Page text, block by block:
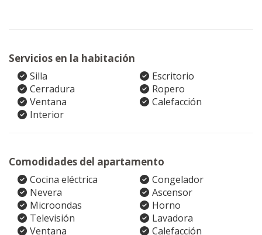
Servicios en la habitación
Silla
Escritorio
Cerradura
Ropero
Ventana
Calefacción
Interior
Comodidades del apartamento
Cocina eléctrica
Congelador
Nevera
Ascensor
Microondas
Horno
Televisión
Lavadora
Ventana
Calefacción